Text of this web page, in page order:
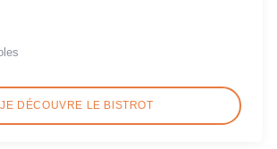
JE DÉCOUVRE LE BISTROT